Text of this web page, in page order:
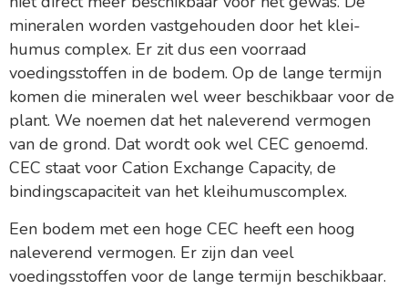
mineralen worden vastgehouden door het klei-
humus complex. Er zit dus een voorraad
voedingsstoffen in de bodem. Op de lange termijn
komen die mineralen wel weer beschikbaar voor de
plant. We noemen dat het naleverend vermogen
van de grond. Dat wordt ook wel CEC genoemd.
CEC staat voor Cation Exchange Capacity, de
bindingscapaciteit van het kleihumuscomplex.
Een bodem met een hoge CEC heeft een hoog
naleverend vermogen. Er zijn dan veel
voedingsstoffen voor de lange termijn beschikbaar.